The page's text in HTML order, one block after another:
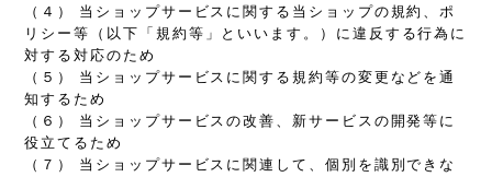
（４） 当ショップサービスに関する当ショップの規約、ポ
リシー等（以下「規約等」といいます。）に違反する行為に
対する対応のため
（５） 当ショップサービスに関する規約等の変更などを通
知するため
（６） 当ショップサービスの改善、新サービスの開発等に
役立てるため
（７） 当ショップサービスに関連して、個別を識別できな